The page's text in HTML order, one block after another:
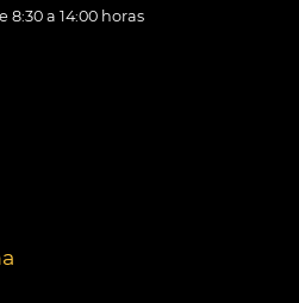
8:30 a 14:00 horas